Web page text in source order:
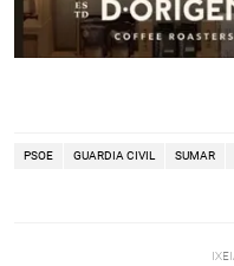
PSOE GUARDIA CIVIL SUMAR